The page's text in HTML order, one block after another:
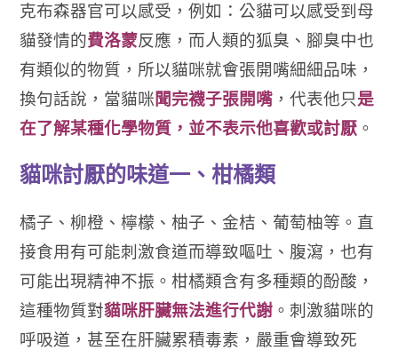
克布森器官可以感受，例如：公貓可以感受到母
貓發情的費洛蒙反應，而人類的狐臭、腳臭中也
有類似的物質，所以貓咪就會張開嘴細細品味，
換句話說，當貓咪聞完襪子張開嘴 ，代表他只是
在了解某種化學物質，並不表示他喜歡或討厭 。
貓咪討厭的味道一、柑橘類
橘子、柳橙、檸檬、柚子、金桔、葡萄柚等。 直
接食用有可能刺激食道而導致嘔吐、腹瀉，也有
可能出現精神不振。柑橘類含有多種類的酚酸，
這種物質對貓咪肝臟無法進行代謝 。刺激貓咪的
呼吸道，甚至在肝臟累積毒素，嚴重會導致死